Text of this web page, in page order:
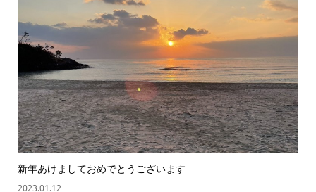
新年あけましておめでとうございます
2023.01.12